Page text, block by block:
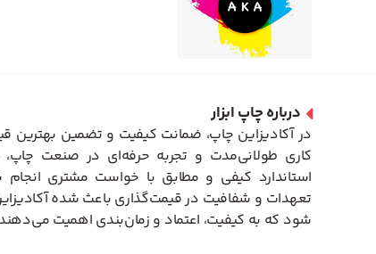
درباره چاپ ابزار
در آکادیزاین چاپ، ضمانت کیفیت و تضمین بهترین
کاری طولانی‌مدت و تجربه حرفه‌ای در صنعت
استاندارد کیفی و مطابق با خواست مشتری
تعهدات و شفافیت در قیمت‌گذاری باعث شده
شود که به کیفیت، اعتماد و زمان‌بندی اهمیت